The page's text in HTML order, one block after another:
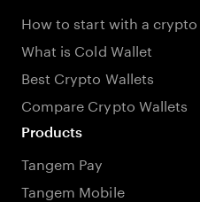
How to start with a crypto
What is Cold Wallet
Best Crypto Wallets
Compare Crypto Wallets
Products
Tangem Pay
Tangem Mobile